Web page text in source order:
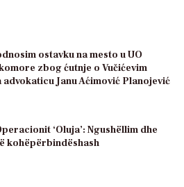
ostavku na mesto u UO
zbog ćutnje o Vučićevim
advokaticu Janu Aćimović Planojević
‘Oluja’: Ngushëllim dhe
kohëpërbindëshash